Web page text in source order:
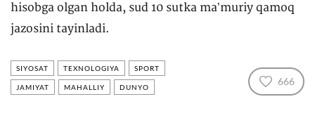
hisobga olgan holda, sud 10 sutka maʼmuriy qamoq
jazosini tayinladi.
SIYOSAT TEXNOLOGIYA SPORT
JAMIYAT MAHALLIY DUNYO 666